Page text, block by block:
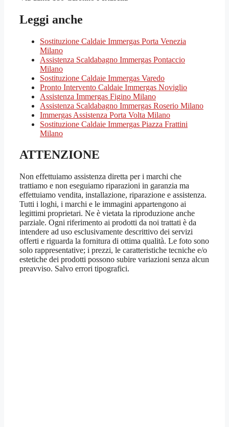
Leggi anche
Sostituzione Caldaie Immergas Porta Venezia
Milano
Assistenza Scaldabagno Immergas Pontaccio
Milano
Sostituzione Caldaie Immergas Varedo
Pronto Intervento Caldaie Immergas Noviglio
Assistenza Immergas Figino Milano
Assistenza Scaldabagno Immergas Roserio Milano
Immergas Assistenza Porta Volta Milano
Sostituzione Caldaie Immergas Piazza Frattini
Milano
ATTENZIONE
Non effettuiamo assistenza diretta per i marchi che
trattiamo e non eseguiamo riparazioni in garanzia ma
effettuiamo vendita, installazione, riparazione e assistenza.
Tutti i loghi, i marchi e le immagini appartengono ai
legittimi proprietari. Ne è vietata la riproduzione anche
parziale. Ogni riferimento ai prodotti da noi trattati è da
intendere ad uso esclusivamente descrittivo dei servizi
offerti e riguarda la fornitura di ottima qualità. Le foto sono
solo rappresentative; i prezzi, le caratteristiche tecniche e/o
estetiche dei prodotti possono subire variazioni senza alcun
preavviso. Salvo errori tipografici.